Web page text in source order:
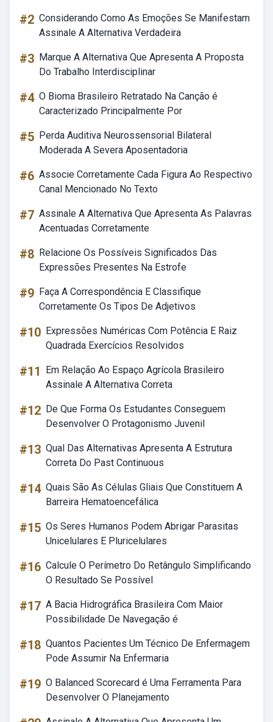
#2 Considerando Como As Emoções Se Manifestam
Assinale A Alternativa Verdadeira
#3 Marque A Alternativa Que Apresenta A Proposta
Do Trabalho Interdisciplinar
#4 O Bioma Brasileiro Retratado Na Canção é
Caracterizado Principalmente Por
#5 Perda Auditiva Neurossensorial Bilateral
Moderada A Severa Aposentadoria
#6 Associe Corretamente Cada Figura Ao Respectivo
Canal Mencionado No Texto
#7 Assinale A Alternativa Que Apresenta As Palavras
Acentuadas Corretamente
#8 Relacione Os Possíveis Significados Das
Expressões Presentes Na Estrofe
#9 Faça A Correspondência E Classifique
Corretamente Os Tipos De Adjetivos
#10 Expressões Numéricas Com Potência E Raiz
Quadrada Exercícios Resolvidos
#11
Em Relação Ao Espaço Agrícola Brasileiro
Assinale A Alternativa Correta
#12 De Que Forma Os Estudantes Conseguem
Desenvolver O Protagonismo Juvenil
#13 Qual Das Alternativas Apresenta A Estrutura
Correta Do Past Continuous
#14 Quais São As Células Gliais Que Constituem A
Barreira Hematoencefálica
#15 Os Seres Humanos Podem Abrigar Parasitas
Unicelulares E Pluricelulares
#16 Calcule O Perímetro Do Retângulo Simplificando
O Resultado Se Possível
#17 A Bacia Hidrográfica Brasileira Com Maior
Possibilidade De Navegação é
#18 Quantos Pacientes Um Técnico De Enfermagem
Pode Assumir Na Enfermaria
#19 O Balanced Scorecard é Uma Ferramenta Para
Desenvolver O Planejamento